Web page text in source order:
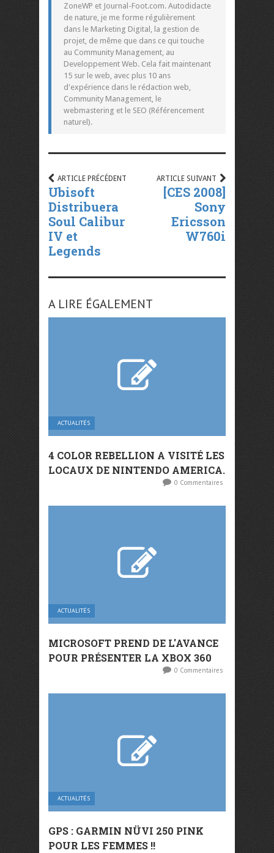
ZoneWP et Journal-Foot.com. Autodidacte
de nature, je me forme régulièrement
dans le Marketing Digital, la gestion de
projet, de même que dans ce qui touche
au Community Management, au
Developpement Web. Cela fait maintenant
15 sur le web, avec plus 10 ans
d'expérience dans le rédaction web,
Community Management, le
webmastering et le SEO (Référencement
naturel).
ARTICLE PRÉCÉDENT
Ubisoft
Distribuera
Soul Calibur
IV et
Legends
ARTICLE SUIVANT
[CES 2008]
Sony
Ericsson
W760i
A LIRE ÉGALEMENT
ACTUALITÉS
4 COLOR REBELLION A VISITÉ LES
LOCAUX DE NINTENDO AMERICA.
0 Commentaires
ACTUALITÉS
MICROSOFT PREND DE L'AVANCE
POUR PRÉSENTER LA XBOX 360
0 Commentaires
ACTUALITÉS
GPS : GARMIN NÜVI 250 PINK
POUR LES FEMMES !!